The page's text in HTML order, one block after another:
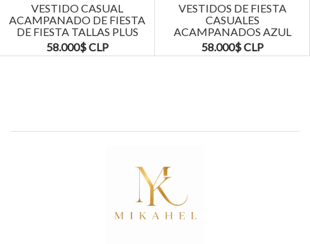
VESTIDO CASUAL
ACAMPANADO DE FIESTA
DE FIESTA TALLAS PLUS
KADRIHEL
58.000$ CLP
VESTIDOS DE FIESTA
CASUALES
ACAMPANADOS AZUL
MARINO TALLAS PLUS
KADRIHEL
58.000$ CLP